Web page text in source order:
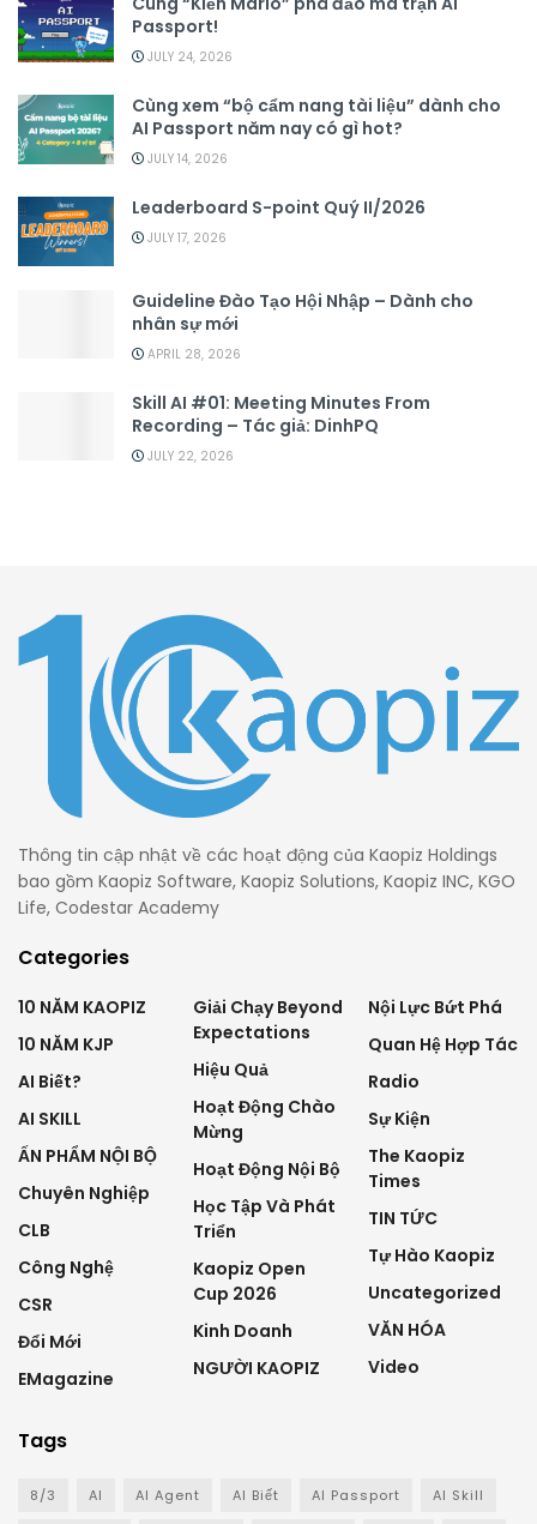
Passport!
JULY 24, 2026
Cùng xem “bộ cẩm nang tài liệu” dành cho
AI Passport năm nay có gì hot?
JULY 14, 2026
Leaderboard S-point Quý II/2026
JULY 17, 2026
Guideline Đào Tạo Hội Nhập – Dành cho
nhân sự mới
APRIL 28, 2026
Skill AI #01: Meeting Minutes From
Recording – Tác giả: DinhPQ
JULY 22, 2026
Thông tin cập nhật về các hoạt động của Kaopiz Holdings
bao gồm Kaopiz Software, Kaopiz Solutions, Kaopiz INC, KGO
Life, Codestar Academy
Categories
10 NĂM KAOPIZ
10 NĂM KJP
AI Biết?
AI SKILL
ẤN PHẨM NỘI BỘ
Chuyên Nghiệp
CLB
Công Nghệ
CSR
Đổi Mới
EMagazine
Giải Chạy Beyond
Expectations
Hiệu Quả
Hoạt Động Chào
Mừng
Hoạt Động Nội Bộ
Học Tập Và Phát
Triển
Kaopiz Open
Cup 2026
Kinh Doanh
NGƯỜI KAOPIZ
Nội Lực Bứt Phá
Quan Hệ Hợp Tác
Radio
Sự Kiện
The Kaopiz
Times
TIN TỨC
Tự Hào Kaopiz
Uncategorized
VĂN HÓA
Video
Tags
8/3 AI AI Agent AI Biết AI Passport AI Skill